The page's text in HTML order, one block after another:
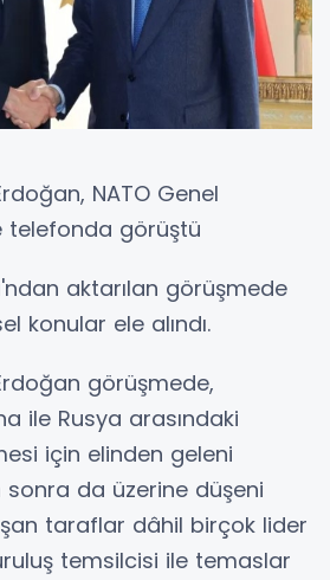
NATO Genel
telefonda görüştü
aktarılan görüşmede
konular ele alındı.
görüşmede,
ile Rusya arasındaki
için elinden geleni
sonra da üzerine düşeni
taraflar dâhil birçok lider
temsilcisi ile temaslar